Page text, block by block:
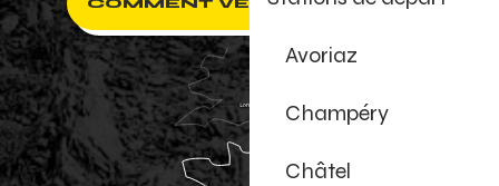
Avoriaz
Champéry
Châtel
COMMENT VENIR ?